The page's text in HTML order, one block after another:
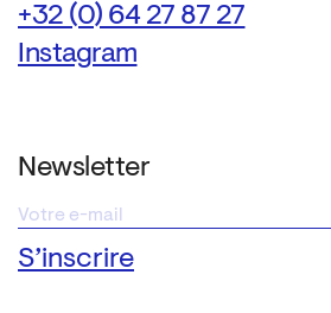
+32 (0) 64 27 87 27
Instagram
Newsletter